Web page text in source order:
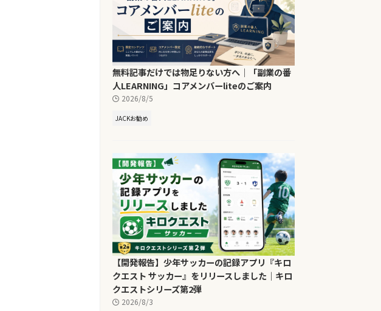
無料記事だけでは物足りない方へ｜「副業の番
人LEARNING」コアメンバーliteのご案内
2026/8/5
JACKお勧め
【開発報告】少年サッカーの記録アプリ『キロ
クエスト サッカー』をリリースしました｜キロ
クエストシリーズ第2弾
2026/8/3